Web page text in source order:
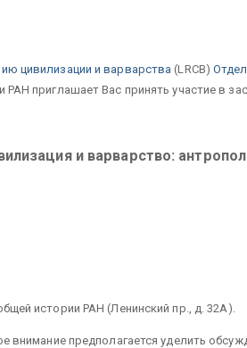
цивилизации и варварства (LRCB)
РАН приглашает Вас принять участие в
и варварство:
истории РАН (Ленинский пр., д. 32А).
внимание предполагается уделить